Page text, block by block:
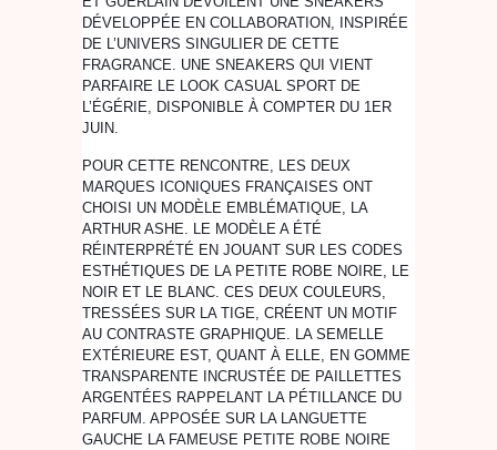
DÉVELOPPÉE EN COLLABORATION, INSPIRÉE
DE L’UNIVERS SINGULIER DE CETTE
FRAGRANCE. UNE SNEAKERS QUI VIENT
PARFAIRE LE LOOK CASUAL SPORT DE
L’ÉGÉRIE, DISPONIBLE À COMPTER DU 1ER
JUIN.
POUR CETTE RENCONTRE, LES DEUX
MARQUES ICONIQUES FRANÇAISES ONT
CHOISI UN MODÈLE EMBLÉMATIQUE, LA
ARTHUR ASHE. LE MODÈLE A ÉTÉ
RÉINTERPRÉTÉ EN JOUANT SUR LES CODES
ESTHÉTIQUES DE LA PETITE ROBE NOIRE, LE
NOIR ET LE BLANC. CES DEUX COULEURS,
TRESSÉES SUR LA TIGE, CRÉENT UN MOTIF
AU CONTRASTE GRAPHIQUE. LA SEMELLE
EXTÉRIEURE EST, QUANT À ELLE, EN GOMME
TRANSPARENTE INCRUSTÉE DE PAILLETTES
ARGENTÉES RAPPELANT LA PÉTILLANCE DU
PARFUM. APPOSÉE SUR LA LANGUETTE
GAUCHE LA FAMEUSE PETITE ROBE NOIRE